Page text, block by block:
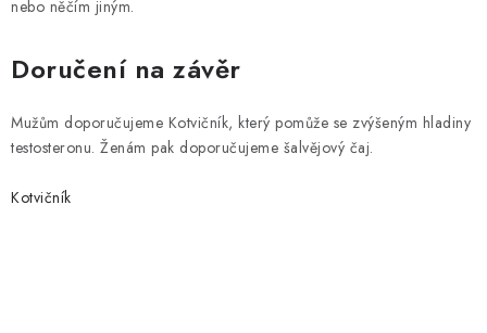
nebo něčím jiným.
Doručení na závěr
Mužům doporučujeme Kotvičník, který pomůže se zvýšeným hladiny
testosteronu. Ženám pak doporučujeme šalvějový čaj.
Kotvičník